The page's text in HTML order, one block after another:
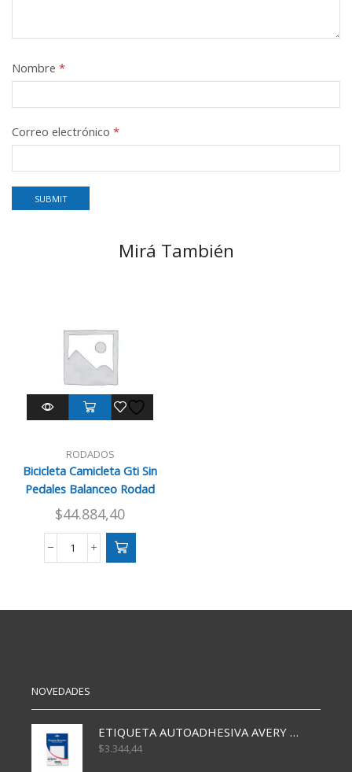
Nombre *
Correo electrónico *
Mirá También
RODADOS
Bicicleta Camicleta Gti Sin
Pedales Balanceo Rodad
$44.884,40
Bicicleta
Pedales
NOVEDADES
ETIQUETA AUTOADHESIVA AVERY 3026 30H 20 X 70
$3.344,44